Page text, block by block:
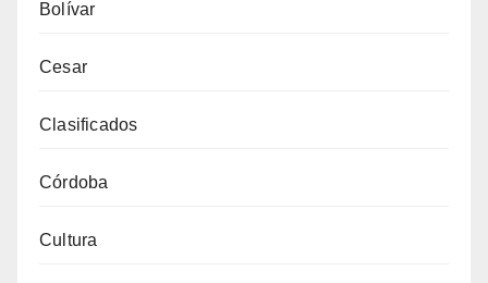
Bolívar
Cesar
Clasificados
Córdoba
Cultura